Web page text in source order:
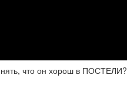
что он хорош в ПОСТЕЛИ?